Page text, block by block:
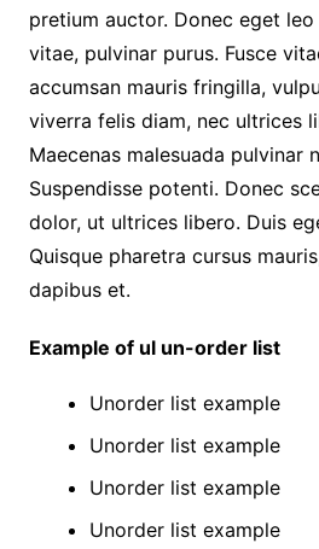
pretium auctor. Donec eget
vitae, pulvinar purus. Fusce
accumsan mauris fringilla,
viverra felis diam, nec ultrices
Maecenas malesuada pulvinar
Suspendisse potenti. Donec
dolor, ut ultrices libero. Duis
Quisque pharetra cursus
dapibus et.
Example of ul un-order list
Unorder list example
Unorder list example
Unorder list example
Unorder list example